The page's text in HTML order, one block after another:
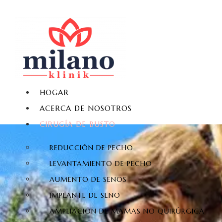
HOGAR
ACERCA DE NOSOTROS
CIRUGÍA DE BUSTO
REDUCCIÓN DE PECHO
LEVANTAMIENTO DE PECHO
AUMENTO DE SENOS
IMPLANTE DE SENO
AMPLIACIÓN DE MAMAS NO QUIRÚRGICA